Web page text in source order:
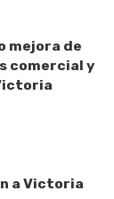
mejora de
comercial y
a Victoria